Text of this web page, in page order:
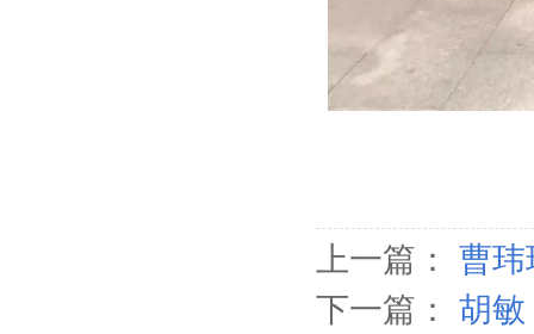
上一篇： 曹玮
下一篇：
胡敏